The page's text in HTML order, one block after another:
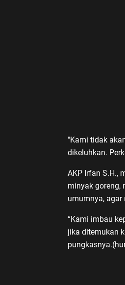
"Kami tidak
dikeluhkan.
AKP Irfan S.H.,
minyak goreng,
umumnya,
“Kami imbau
jika ditemukan